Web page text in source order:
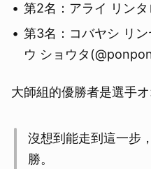
第2名：アライ リン
第3名：コバヤシ リ
ウ ショウタ
大師組的優勝者是選手オ
沒想到能走到這一步
勝。